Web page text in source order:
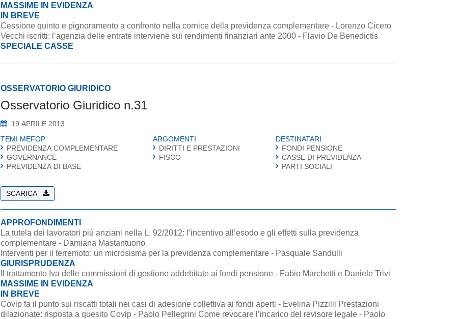
MASSIME IN EVIDENZA
IN BREVE
Cessione quinto e pignoramento a confronto nella cornice della previdenza complementare - Lorenzo Cicero
Vecchi iscritti: l’agenzia delle entrate interviene sui rendimenti finanziari ante 2000 - Flavio De Benedictis
SPECIALE CASSE
OSSERVATORIO GIURIDICO
Osservatorio Giuridico n.31
19 APRILE 2013
TEMI MEFOP
PREVIDENZA COMPLEMENTARE
GOVERNANCE
PREVIDENZA DI BASE
ARGOMENTI
DIRITTI E PRESTAZIONI
FISCO
DESTINATARI
FONDI PENSIONE
CASSE DI PREVIDENZA
PARTI SOCIALI
SCARICA
APPROFONDIMENTI
La tutela dei lavoratori più anziani nella L. 92/2012: l’incentivo all’esodo e gli effetti sulla previdenza
complementare - Damiana Mastantuono
Interventi per il terremoto: un microsisma per la previdenza complementare - Pasquale Sandulli
GIURISPRUDENZA
Il trattamento Iva delle commissioni di gestione addebitate ai fondi pensione - Fabio Marchetti e Daniele Trivi
MASSIME IN EVIDENZA
IN BREVE
Covip fa il punto sui riscatti totali nei casi di adesione collettiva ai fondi aperti - Evelina Pizzilli Prestazioni
dilazionate: risposta a quesito Covip - Paolo Pellegrini Come revocare l’incarico del revisore legale - Paolo